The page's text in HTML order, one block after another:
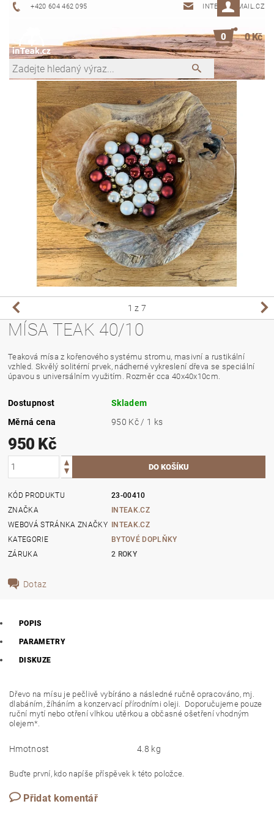
+420 604 462 095 INTEAK@EMAIL.CZ
0 0 Kč
1 z 7
MÍSA TEAK 40/10
Teaková mísa z kořenového systému stromu, masivní a rustikální
vzhled. Skvělý solitérní prvek, nádherné vykreslení dřeva se speciální
úpavou s universálním využitím. Rozměr cca 40x40x10cm.
Dostupnost
Skladem
Měrná cena
950 Kč / 1 ks
950 Kč
KÓD PRODUKTU
23-00410
ZNAČKA
INTEAK.CZ
WEBOVÁ STRÁNKA ZNAČKY INTEAK.CZ
KATEGORIE
BYTOVÉ DOPLŇKY
ZÁRUKA
2 ROKY
Dotaz
POPIS
PARAMETRY
DISKUZE
Dřevo na mísu je pečlivě vybíráno a následné ručně opracováno, mj.
dlabáním, žíháním a konzervací přírodními oleji. Doporučujeme pouze
ruční mytí nebo otření vlhkou utěrkou a občasné ošetření vhodným
olejem*.
Hmotnost 4.8 kg
Buďte první, kdo napíše příspěvek k této položce.
Přidat komentář